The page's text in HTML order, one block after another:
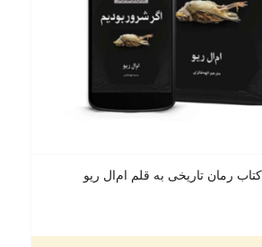
رمان تاریخی به قلم ام‌ال ریو